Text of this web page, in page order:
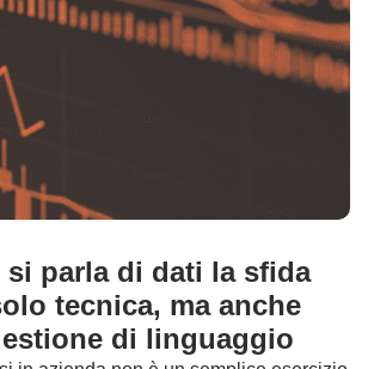
si parla di dati la sfida
tecnica, ma anche
di linguaggio